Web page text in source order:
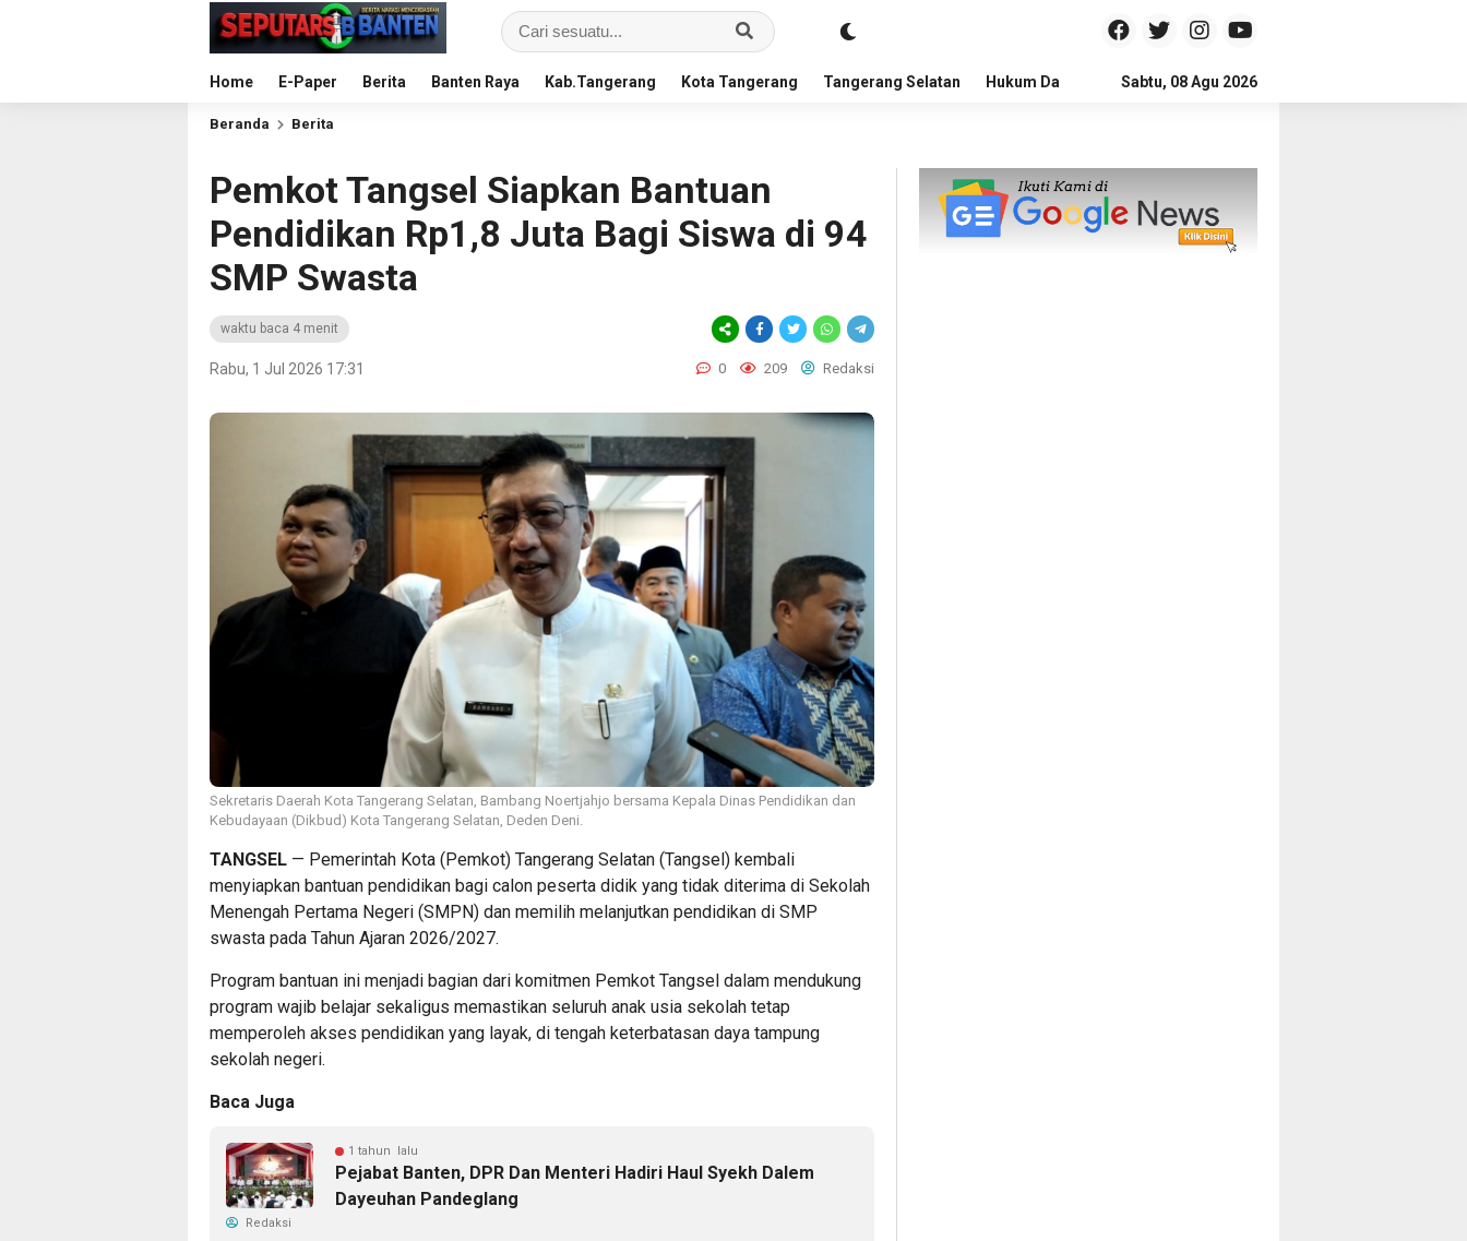
Home E-Paper Berita Banten Raya Kab.Tangerang Kota Tangerang Tangerang Selatan Hukum Dan Kriminal Politik Pendidikan
Sabtu, 08 Agu 2026
Beranda Berita
Pemkot Tangsel Siapkan Bantuan
Pendidikan Rp1,8 Juta Bagi Siswa di 94
SMP Swasta
waktu baca 4 menit
Rabu, 1 Jul 2026 17:31 0 209 Redaksi
Sekretaris Daerah Kota Tangerang Selatan, Bambang Noertjahjo bersama Kepala Dinas Pendidikan dan
Kebudayaan (Dikbud) Kota Tangerang Selatan, Deden Deni.
TANGSEL — Pemerintah Kota (Pemkot) Tangerang Selatan (Tangsel) kembali
menyiapkan bantuan pendidikan bagi calon peserta didik yang tidak diterima di Sekolah
Menengah Pertama Negeri (SMPN) dan memilih melanjutkan pendidikan di SMP
swasta pada Tahun Ajaran 2026/2027.
Program bantuan ini menjadi bagian dari komitmen Pemkot Tangsel dalam mendukung
program wajib belajar sekaligus memastikan seluruh anak usia sekolah tetap
memperoleh akses pendidikan yang layak, di tengah keterbatasan daya tampung
sekolah negeri.
Baca Juga
1 tahun lalu
Pejabat Banten, DPR Dan Menteri Hadiri Haul Syekh Dalem
Dayeuhan Pandeglang
Redaksi